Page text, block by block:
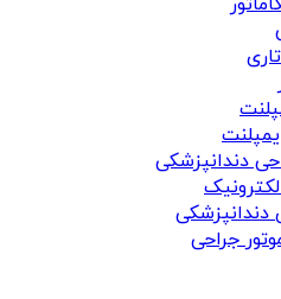
دندانپزشکی
جراحی